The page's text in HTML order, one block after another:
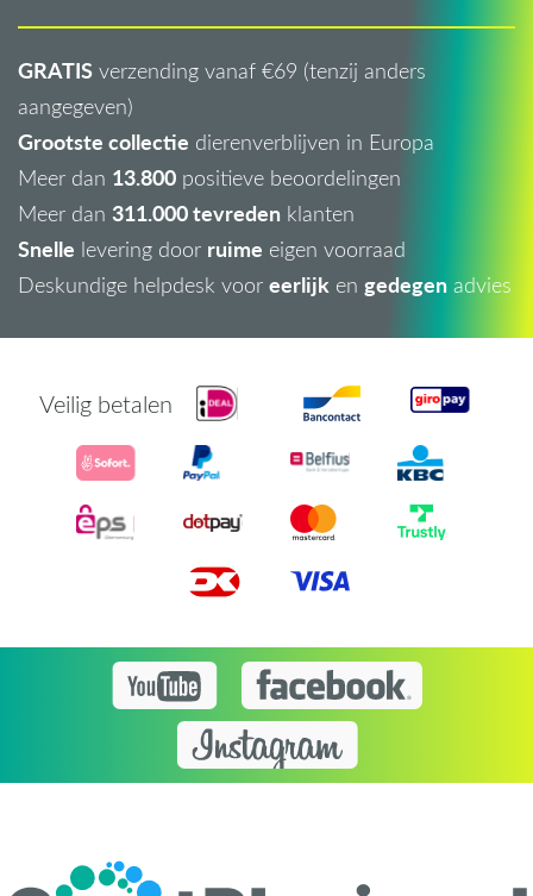
GRATIS verzending vanaf €69 (tenzij anders
aangegeven)
Grootste collectie dierenverblijven in Europa
Meer dan 13.800 positieve beoordelingen
Meer dan 311.000 tevreden klanten
Snelle levering door ruime eigen voorraad
Deskundige helpdesk voor eerlijk en gedegen advies
Veilig betalen